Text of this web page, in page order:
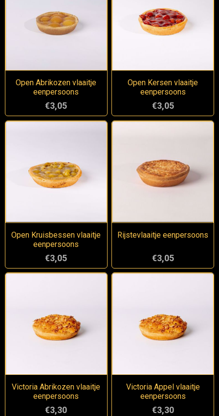
Open Abrikozen vlaaitje
eenpersoons
€3,05
Open Kersen vlaaitje
eenpersoons
€3,05
Open Kruisbessen vlaaitje
eenpersoons
€3,05
Rijstevlaaitje eenpersoons
€3,05
Victoria Abrikozen vlaaitje
eenpersoons
€3,30
Victoria Appel vlaaitje
eenpersoons
€3,30